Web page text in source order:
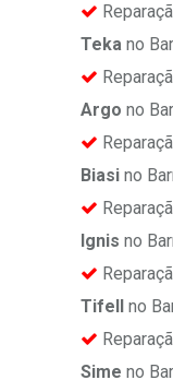
Teka no
Argo no
Biasi no
Ignis no
Tifell no
Sime no